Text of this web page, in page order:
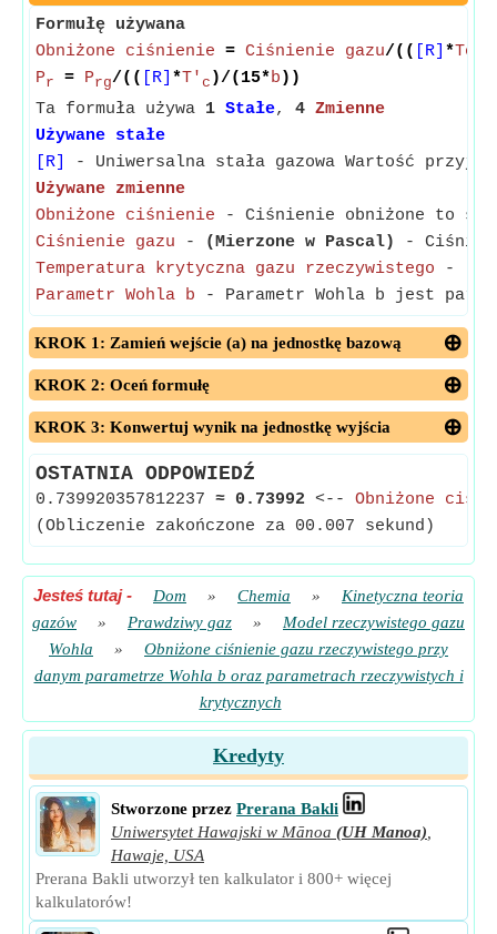
Formułę używana
Obniżone ciśnienie = Ciśnienie gazu/(( [R] *
Pr = Prg/(( [R] *T' c )/(15*b ))
Ta formuła używa 1 Stałe, 4 Zmienne
Używane stałe
[R]
- Uniwersalna stała gazowa Wartość
Używane zmienne
Obniżone ciśnienie - Ciśnienie obniżone to
Ciśnienie gazu - (Mierzone w Pascal)
-
Temperatura krytyczna gazu rzeczywistego -
Parametr Wohla b - Parametr Wohla b jest
KROK 1: Zamień wejście (a) na jednostkę bazową
KROK 2: Oceń formułę
KROK 3: Konwertuj wynik na jednostkę wyjścia
OSTATNIA ODPOWIEDŹ
0.739920357812237 ≈ 0.73992 <-- Obniżone
(Obliczenie zakończone za 00.007 sekund)
Jesteś tutaj- Dom » Chemia »
Kinetyczna teoria
gazów
» Prawdziwy gaz »
Model rzeczywistego gazu
Wohla
»
Obniżone ciśnienie gazu rzeczywistego przy
danym parametrze Wohla b oraz parametrach rzeczywistych i
krytycznych
Kredyty
Stworzone przez Prerana Bakli
Uniwersytet Hawajski w Mānoa (UH Manoa)
Hawaje, USA
Prerana Bakli utworzył ten kalkulator i 800+ więcej
kalkulatorów!